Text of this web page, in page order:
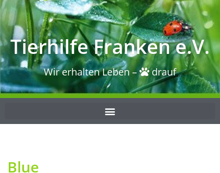
Tierhilfe Franken e.V.
Wir erhalten Leben – drauf
Blue